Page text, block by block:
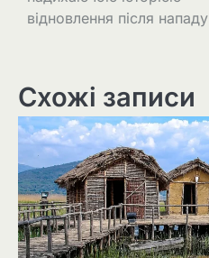
відновлення після нападу
Схожі записи